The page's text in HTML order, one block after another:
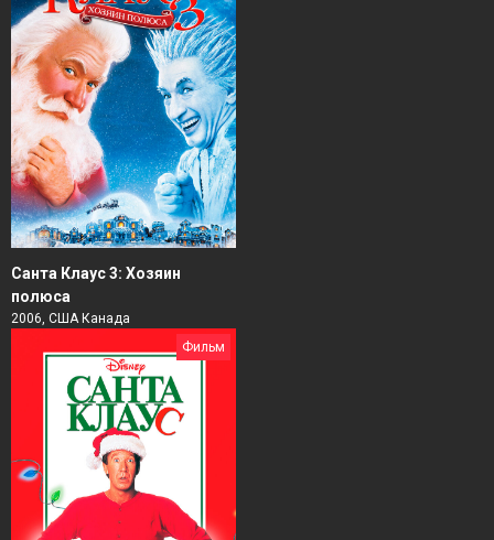
Санта Клаус 3: Хозяин
полюса
2006, США Канада
Фильм